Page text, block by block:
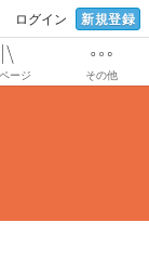
ログイン 新規登録
ージ その他